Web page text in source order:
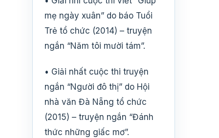
mẹ ngày xuân” do báo Tuổi
Trẻ tổ chức (2014) – truyện
ngắn “Năm tôi mười tám”.
• Giải nhất cuộc thi truyện
ngắn “Người đô thị” do Hội
nhà văn Đà Nẵng tổ chức
(2015) – truyện ngắn “Đánh
thức những giấc mơ”.